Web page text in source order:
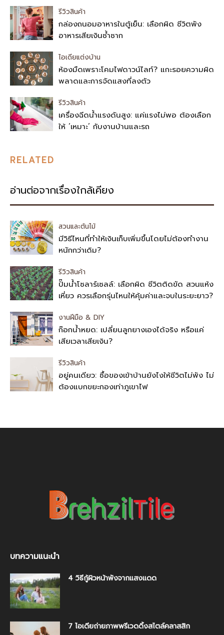
รีวิวสินค้า
กล่องถนอมอาหารในตู้เย็น: เลือกผิด ชีวิตพัง
อาหารเสียเงินซ้ำซาก
ไอเดียแต่งบ้าน
ห้องมืดเพราะโคมไฟดาวน์ไลท์? แกะรอยความผิด
พลาดและการจัดแสงที่ลงตัว
รีวิวสินค้า
เครื่องฉีดน้ำแรงดันสูง: แค่แรงไม่พอ ต้องเลือก
ให้ ‘เหมาะ’ กับงานบ้านและรถ
RELATED
อ่านต่อจากเรื่องใกล้เคียง
สวนและต้นไม้
มีวิธีไหนที่ทำให้เงินเก็บเพิ่มขึ้นโดยไม่ต้องทำงาน
หนักกว่าเดิม?
รีวิวสินค้า
ปั๊มน้ำโซลาร์เซลล์: เลือกผิด ชีวิตติดขัด สวนแห้ง
เหี่ยว ควรเลือกรุ่นไหนให้คุ้มค่าและจบในระยะยาว?
งานฝีมือ & DIY
ก๊อกน้ำหยด: เปลี่ยนลูกยางเองได้จริง หรือแค่
เสียเวลาเสียเงิน?
รีวิวสินค้า
อยู่คนเดียว: ซื้อของเข้าบ้านยังไงให้ชีวิตไม่พัง ไม่
ต้องแบกขยะกองเท่าภูเขาไฟ
บทความแนะนำ
4 วิธีกู้ผิวหน้าพังจากแสงแดด
7 ไอเดียถ่ายภาพพรีเวดดิ้งสไตล์คลาสสิก